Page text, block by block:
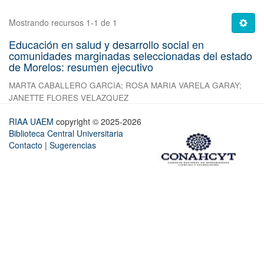
Mostrando recursos 1-1 de 1
Educación en salud y desarrollo social en
comunidades marginadas seleccionadas del estado
de Morelos: resumen ejecutivo
MARTA CABALLERO GARCIA; ROSA MARIA VARELA GARAY;
JANETTE FLORES VELAZQUEZ
RIAA UAEM copyright © 2025-2026
Biblioteca Central Universitaria
Contacto | Sugerencias